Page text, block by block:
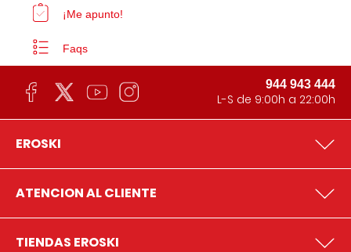
¡Me apunto!
Faqs
944 943 444
L-S de 9:00h a 22:00h
EROSKI
ATENCION AL CLIENTE
TIENDAS EROSKI